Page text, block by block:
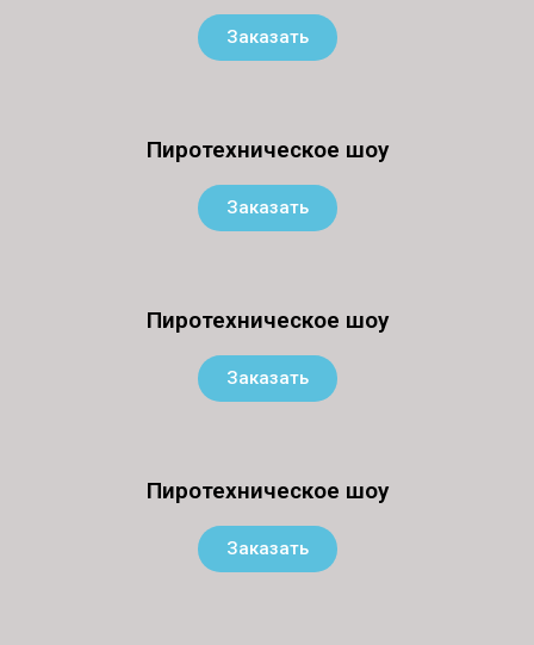
Заказать
Пиротехническое шоу
Заказать
Пиротехническое шоу
Заказать
Пиротехническое шоу
Заказать